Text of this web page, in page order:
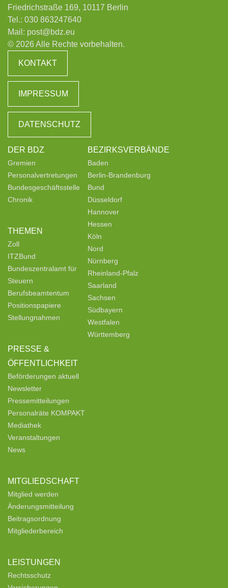
Friedrichstraße 169, 10117 Berlin
Tel.: 030 863247640
Mail: post@bdz.eu
© 2026 Alle Rechte vorbehalten.
KONTAKT
IMPRESSUM
DATENSCHUTZ
DER BDZ
Gremien
Personalvertretungen
Bundesgeschäftsstelle
Chronik
THEMEN
Zoll
ITZBund
Bundeszentralamt für
Steuern
Berufsbeamtentum
Positionspapiere
Stellungnahmen
PRESSE &
ÖFFENTLICHKEIT
Beförderungen aktuell
Newsletter
Pressemitteilungen
Personalräte KOMPAKT
Mediathek
Veranstaltungen
News
MITGLIEDSCHAFT
Mitglied werden
Änderungsmitteilung
Beitragsordnung
Mitgliederbereich
LEISTUNGEN
Rechtsschutz
BEZIRKSVERBÄNDE
Baden
Berlin-Brandenburg
Bund
Düsseldorf
Hannover
Hessen
Köln
Nord
Nürnberg
Rheinland-Pfalz
Saarland
Sachsen
Südbayern
Westfalen
Württemberg